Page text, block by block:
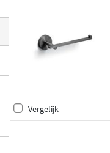
Vergelijk